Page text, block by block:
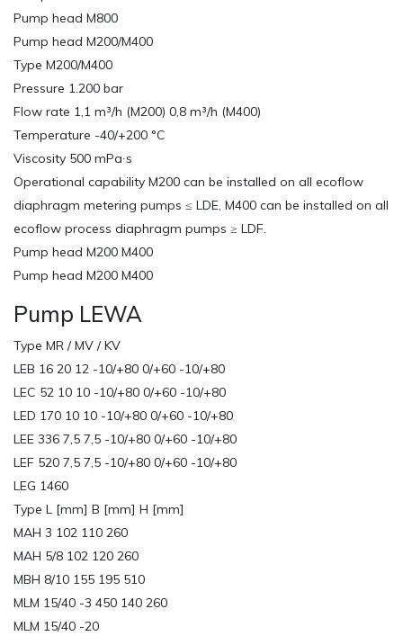
Pump head M800
Pump head M200/M400
Type M200/M400
Pressure 1.200 bar
Flow rate 1,1 m³/h (M200) 0,8 m³/h (M400)
Temperature -40/+200 °C
Viscosity 500 mPa∙s
Operational capability M200 can be installed on all ecoflow
diaphragm metering pumps ≤ LDE, M400 can be installed on all
ecoflow process diaphragm pumps ≥ LDF.
Pump head M200 M400
Pump head M200 M400
Pump LEWA
Type MR / MV / KV
LEB 16 20 12 -10/+80 0/+60 -10/+80
LEC 52 10 10 -10/+80 0/+60 -10/+80
LED 170 10 10 -10/+80 0/+60 -10/+80
LEE 336 7,5 7,5 -10/+80 0/+60 -10/+80
LEF 520 7,5 7,5 -10/+80 0/+60 -10/+80
LEG 1460
Type L [mm] B [mm] H [mm]
MAH 3 102 110 260
MAH 5/8 102 120 260
MBH 8/10 155 195 510
MLM 15/40 -3 450 140 260
MLM 15/40 -20